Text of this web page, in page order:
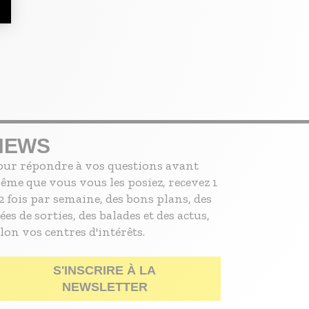
répondre à vos questions avant
que vous vous les posiez, recevez 1
fois par semaine, des bons plans, des
de sorties, des balades et des actus,
vos centres d'intérêts.
S'INSCRIRE À LA
NEWSLETTER